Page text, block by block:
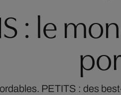
: le
PETITS : des